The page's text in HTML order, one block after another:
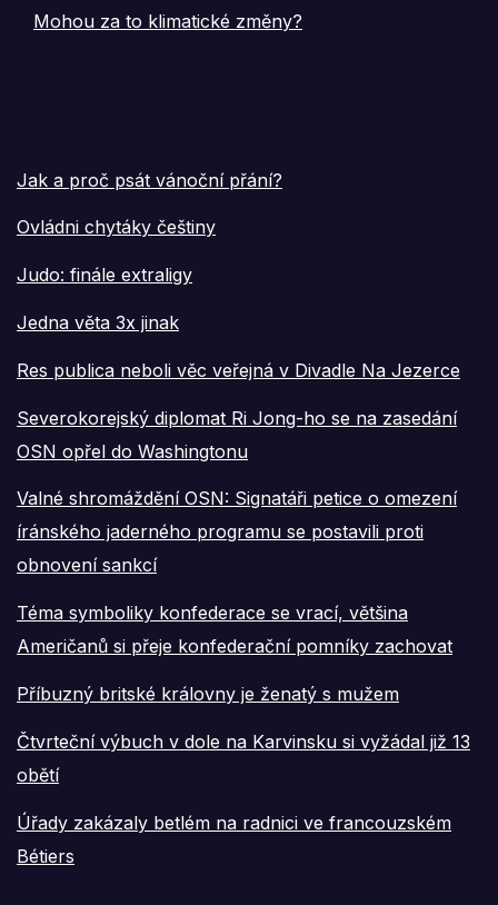
Mohou za to klimatické změny?
Jak a proč psát vánoční přání?
Ovládni chytáky češtiny
Judo: finále extraligy
Jedna věta 3x jinak
Res publica neboli věc veřejná v Divadle Na Jezerce
Severokorejský diplomat Ri Jong-ho se na zasedání
OSN opřel do Washingtonu
Valné shromáždění OSN: Signatáři petice o omezení
íránského jaderného programu se postavili proti
obnovení sankcí
Téma symboliky konfederace se vrací, většina
Američanů si přeje konfederační pomníky zachovat
Příbuzný britské královny je ženatý s mužem
Čtvrteční výbuch v dole na Karvinsku si vyžádal již 13
obětí
Úřady zakázaly betlém na radnici ve francouzském
Bétiers